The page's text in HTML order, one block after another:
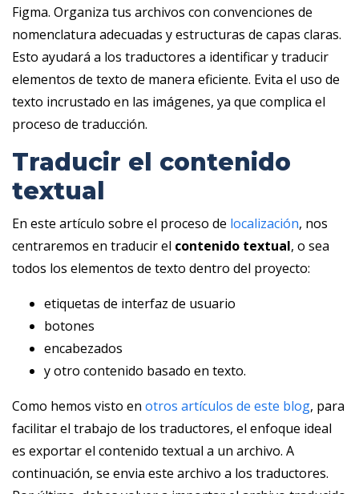
Figma. Organiza tus archivos con convenciones de
nomenclatura adecuadas y estructuras de capas claras.
Esto ayudará a los traductores a identificar y traducir
elementos de texto de manera eficiente. Evita el uso de
texto incrustado en las imágenes, ya que complica el
proceso de traducción.
Traducir el contenido
textual
En este artículo sobre el proceso de localización, nos
centraremos en traducir el contenido textual, o sea
todos los elementos de texto dentro del proyecto:
etiquetas de interfaz de usuario
botones
encabezados
y otro contenido basado en texto.
Como hemos visto en otros artículos de este blog, para
facilitar el trabajo de los traductores, el enfoque ideal
es exportar el contenido textual a un archivo. A
continuación, se envia este archivo a los traductores.